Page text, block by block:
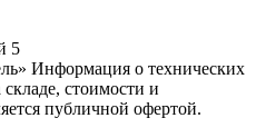
5
Информация о технических
стоимости и
публичной офертой.